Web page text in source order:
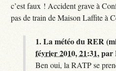
c’est faux ! Accident grave à
pas de train de Maison Laffite à
1.La météo du RER
février 2010, 21:31,par
Ben oui, la RATP se